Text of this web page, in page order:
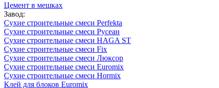
Цемент в мешках
Завод:
Сухие строительные смеси Perfekta
Сухие строительные смеси Русеан
Сухие строительные смеси HAGA ST
Сухие строительные смеси Fix
Сухие строительные смеси Люксор
Сухие строительные смеси Euromix
Сухие строительные смеси Hormix
Клей для блоков Euromix